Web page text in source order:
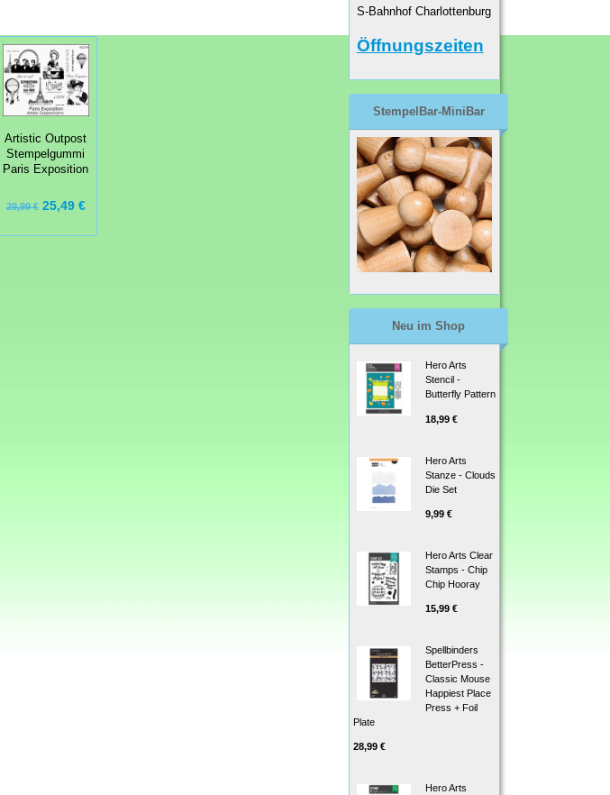
Artistic Outpost
Stempelgummi
Paris Exposition
29,99 €25,49 €
S-Bahnhof Charlottenburg
Öffnungszeiten
StempelBar-MiniBar
Neu im Shop
Hero Arts
Stencil -
Butterfly Pattern
18,99 €
Hero Arts
Stanze - Clouds
Die Set
9,99 €
Hero Arts Clear
Stamps - Chip
Chip Hooray
15,99 €
Spellbinders
BetterPress -
Classic Mouse
Happiest Place
Press + Foil
Plate
28,99 €
Hero Arts